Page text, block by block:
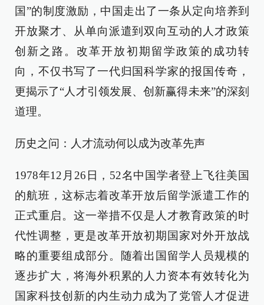
国”的制度激励，中国走出了一条从定向培养到
开放聚才、从单向派遣到双向互动的人才政策
创新之路。改革开放初期留学政策的成功转
向，不仅书写了一代归国科学家的报国传奇，
更揭示了“人才引领发展、创新赢得未来”的深刻
道理。
历史之问：人才流动何以成为改革先声
1978年12月26日，52名中国学者登上飞往美国
的航班，这标志着改革开放后留学派遣工作的
正式重启。这一举措不仅是人才教育政策的时
代性调整，更是改革开放初期国家对外开放战
略的重要组成部分。随着出国留学人员规模的
逐步扩大，将海外积累的人力资本有效转化为
国家科技创新的内生动力成为了党管人才促进